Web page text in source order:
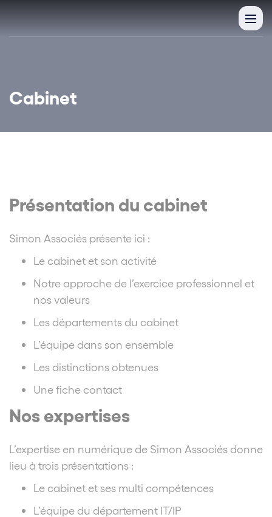
Cabinet
Présentation du cabinet
Simon Associés présente ici :
Le cabinet et son activité
Notre approche de l’exercice professionnel et
nos valeurs
Les départements du cabinet
L’équipe dans son ensemble
Les distinctions obtenues
Une fiche contact
Nos expertises
L’expertise en numérique de Simon Associés donne
lieu à trois présentations :
Le cabinet et ses multi compétences
L’équipe du département IT/IP